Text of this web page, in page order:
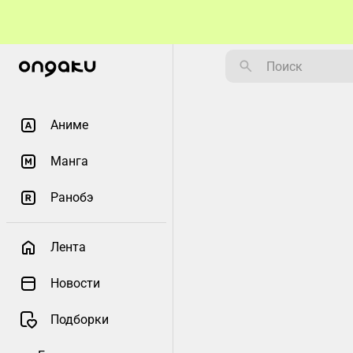
Аниме
Манга
Ранобэ
Лента
Новости
Подборки